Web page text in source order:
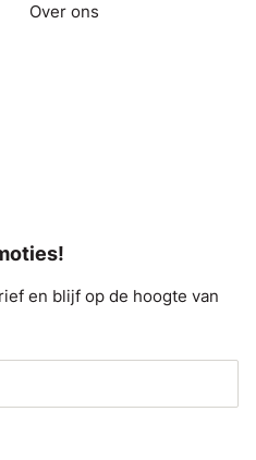
Over ons
en blijf op de hoogte van